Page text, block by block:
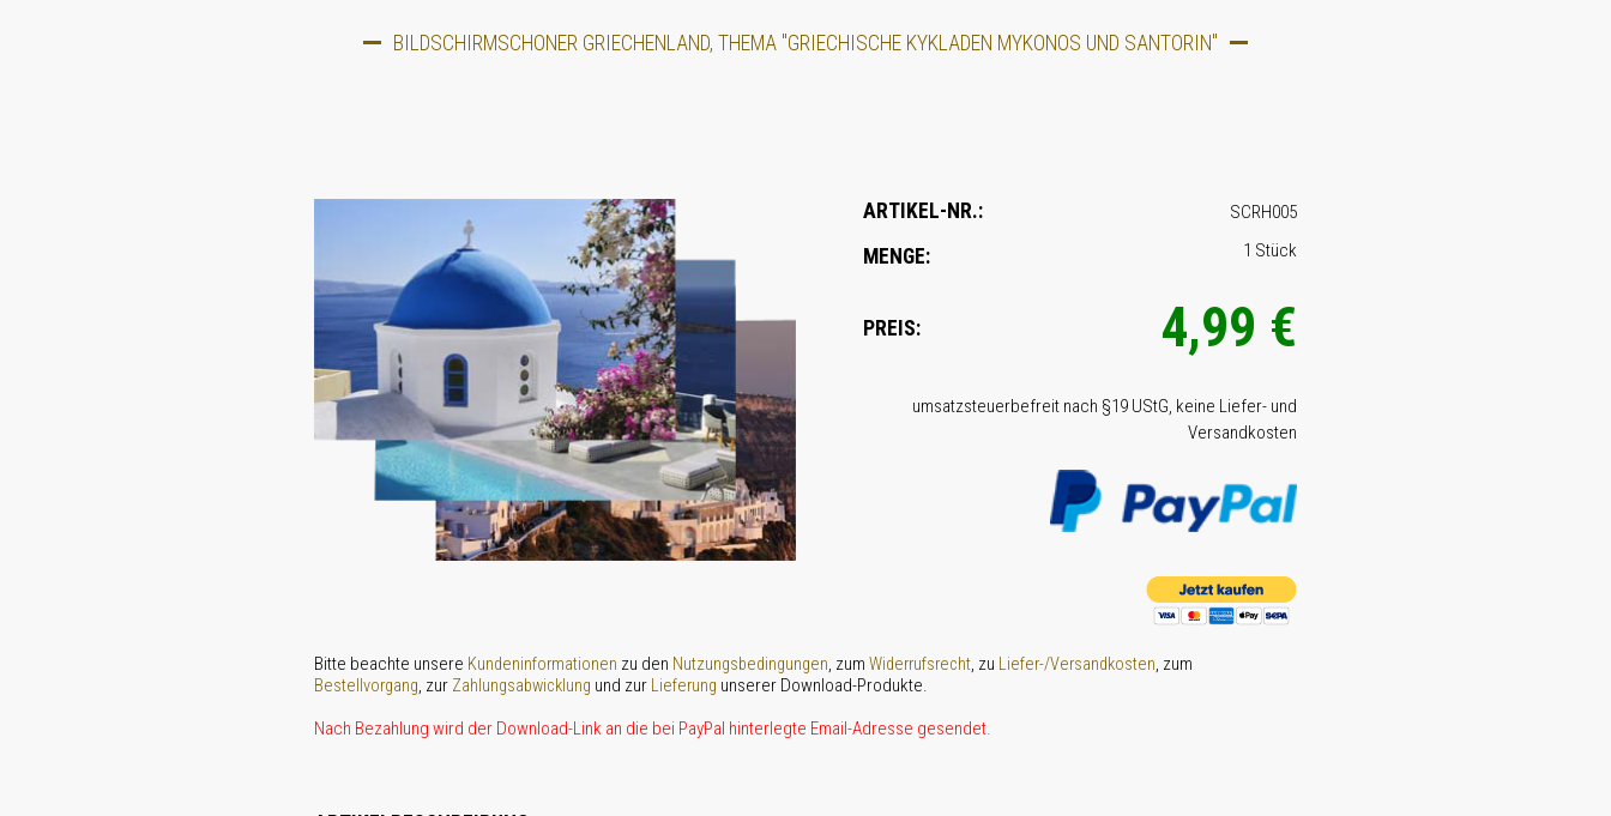
BILDSCHIRMSCHONER GRIECHENLAND, THEMA "GRIECHISCHE KYKLADEN MYKONOS UND SANTORIN"
ARTIKEL-NR.:
MENGE:
PREIS:
SCRH005
1 Stück
4,99 €
umsatz­steuer­befreit nach §19 UStG, keine Liefer- und
Versandkosten
Bitte beachte unsere Kundeninformationen zu den Nutzungsbedingungen, zum Widerrufsrecht, zu Liefer-/Versandkosten, zum
Bestellvorgang, zur Zahlungsabwicklung und zur Lieferung unserer Download-Produkte.
Nach Bezahlung wird der Download-Link an die bei PayPal hinterlegte Email-Adresse gesendet.